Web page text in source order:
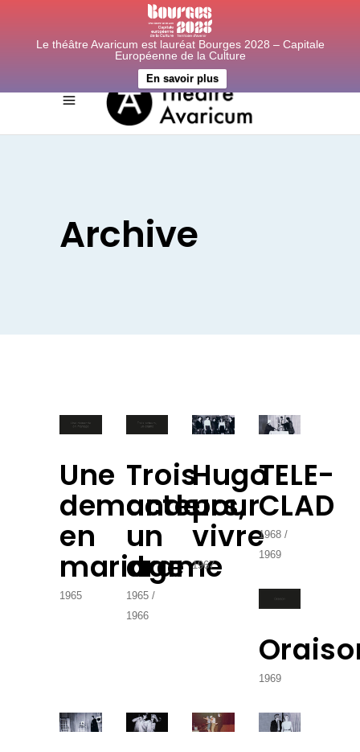
Le théâtre Avaricum est lauréat Bourges 2028 – Capitale
Européenne de la Culture
En savoir plus
Archive
Une
demande
en
mariage
1965
Trois
acteurs,
un
drame
1965
1966
Hugo
pour
vivre
1967
TELE-
CLAD
1968
1969
1969